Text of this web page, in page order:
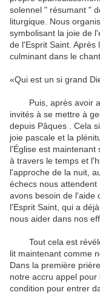
solennel " résumant "
liturgique. Nous
symbolisant la joie de
de l'Esprit Saint. Après
culminant dans le
«Qui est un si grand
Puis, après avoir
invités à se mettre à
depuis Pâques .
Cela
joie pascale et la
l'Église est
à travers le temps et
l'approche de la nuit,
échecs nous
avons besoin de l'aide
l'Esprit Saint, qui a
nous aider dans nos
Tout cela est révélé
lit maintenant comme
Dans la première
notre accru appel
condition pour entrer